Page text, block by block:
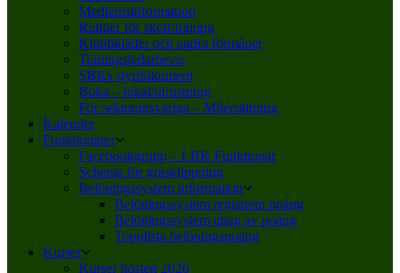
Medlemsinformation
Rutiner för skott-träning
Klubbkläder och andra förmåner
Träningsledarbevis
SBKs styrdokument
Boka – lokal/utrustning
För sektoransvariga – Milersättning
Kalender
Funktionärer
Facebookgrupp – LBK Funktionär
Schema för gräsklippning
Belöningssystem information
Belöningssystem registrera poäng
Belöningssystem uttag av poäng
Topplista belöningspoäng
Kurser
Kurser hösten 2026